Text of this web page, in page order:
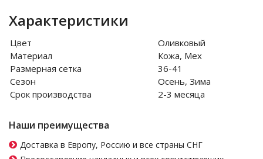
Характеристики
Цвет
Оливковый
Материал
Кожа, Мех
Размерная сетка
36-41
Сезон
Осень, Зима
Срок производства
2-3 месяца
Наши преимущества
Доставка в Европу, Россию и все страны СНГ